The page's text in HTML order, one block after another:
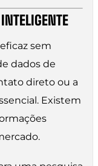
sem
dados de
direto ou a
Existem